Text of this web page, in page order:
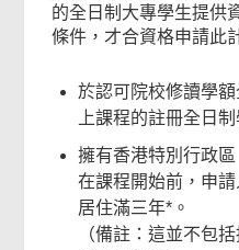
的全日制大專學生提供
條件，才合資格申請此
於認可院校修讀學
上課程的註冊全日
擁有香港特別行政
在課程開始前，申
居住滿三年*。
（備註：這並不包